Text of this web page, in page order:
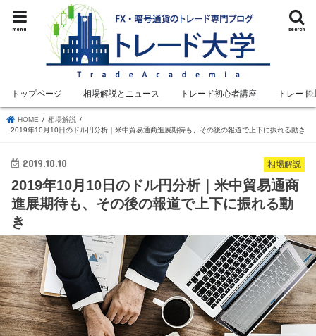
search
menu
トップページ 相場解説とニュース トレード初心者講座 トレード
HOME
相場解説
2019年10月10日のドル円分析｜米中貿易通商進展期待も、その後の報道で上下に振れる動き
相場解説
2019.10.10
2019年10月10日のドル円分析｜米中貿易通商
進展期待も、その後の報道で上下に振れる動
き